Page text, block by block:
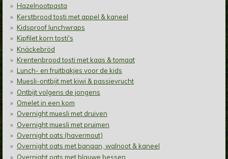
Hazelnootpasta
Kerstbrood tosti met appel & kaneel
Kidsproof lunchwraps
Kipfilet korn tosti's
Knäckebröd
Krentenbrood tosti met kaas & tomaat
Lunch- en fruitbakjes voor de kids
Muesli-ontbijt met kiwi & passievrucht
Ontbijt volgens de jongens
Omelet in een kom
Overnight muesli met druiven
Overnight muesli met pruimen
Overnight oats (havermout)
Overnight oats met banaan, walnoot & kaneel
Overnight oats met blauwe bessen